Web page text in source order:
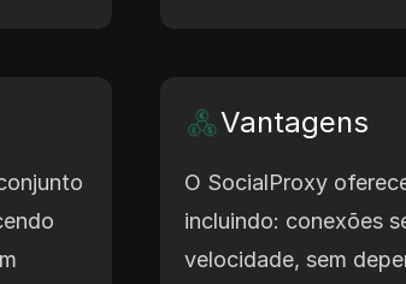
Vantagens
O SocialProxy
incluindo: conexões
velocidade, sem